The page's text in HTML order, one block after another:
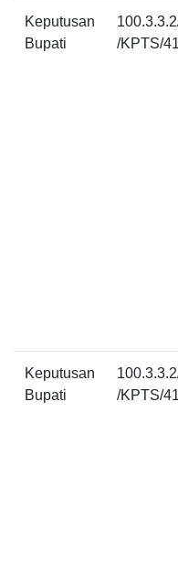
Keputusan
Bupati
/KPTS/
Keputusan
Bupati
/KPTS/